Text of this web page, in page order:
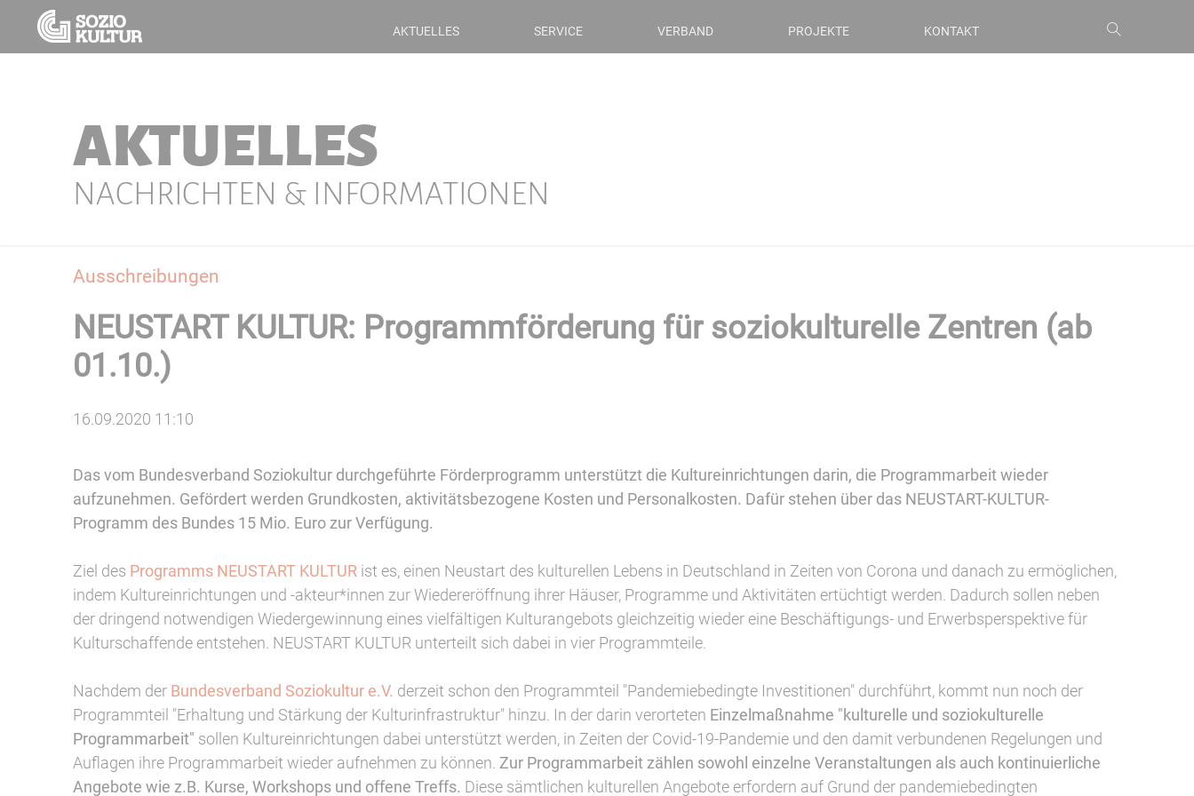
AKTUELLES SERVICE VERBAND PROJEKTE KONTAKT
AKTUELLES
NACHRICHTEN & INFORMATIONEN
Ausschreibungen
NEUSTART KULTUR: Programmförderung für soziokulturelle Zentren (ab
01.10.)
16.09.2020 11:10
Das vom Bundesverband Soziokultur durchgeführte Förderprogramm unterstützt die Kultureinrichtungen darin, die Programmarbeit wieder
aufzunehmen. Gefördert werden Grundkosten, aktivitätsbezogene Kosten und Personalkosten. Dafür stehen über das NEUSTART-KULTUR-
Programm des Bundes 15 Mio. Euro zur Verfügung.
Ziel des Programms NEUSTART KULTUR ist es, einen Neustart des kulturellen Lebens in Deutschland in Zeiten von Corona und danach zu ermöglichen,
indem Kultureinrichtungen und -akteur*innen zur Wiedereröffnung ihrer Häuser, Programme und Aktivitäten ertüchtigt werden. Dadurch sollen neben
der dringend notwendigen Wiedergewinnung eines vielfältigen Kulturangebots gleichzeitig wieder eine Beschäftigungs- und Erwerbsperspektive für
Kulturschaffende entstehen. NEUSTART KULTUR unterteilt sich dabei in vier Programmteile.
Nachdem der Bundesverband Soziokultur e.V. derzeit schon den Programmteil "Pandemiebedingte Investitionen" durchführt, kommt nun noch der
Programmteil "Erhaltung und Stärkung der Kulturinfrastruktur" hinzu. In der darin verorteten Einzelmaßnahme "kulturelle und soziokulturelle
Programmarbeit" sollen Kultureinrichtungen dabei unterstützt werden, in Zeiten der Covid-19-Pandemie und den damit verbundenen Regelungen und
Auflagen ihre Programmarbeit wieder aufnehmen zu können. Zur Programmarbeit zählen sowohl einzelne Veranstaltungen als auch kontinuierliche
Angebote wie z.B. Kurse, Workshops und offene Treffs. Diese sämtlichen kulturellen Angebote erfordern auf Grund der pandemiebedingten